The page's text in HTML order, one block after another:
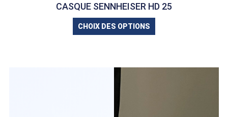
CASQUE SENNHEISER HD 25
CHOIX DES OPTIONS